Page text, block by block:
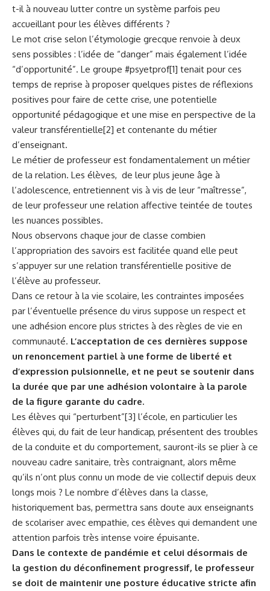
t-il à nouveau lutter contre un système parfois peu
accueillant pour les élèves différents ?
Le mot crise selon l’étymologie grecque renvoie à deux
sens possibles : l’idée de “danger” mais également l’idée
“d’opportunité”. Le groupe #psyetprof[1] tenait pour ces
temps de reprise à proposer quelques pistes de réflexions
positives pour faire de cette crise, une potentielle
opportunité pédagogique et une mise en perspective de la
valeur transférentielle[2] et contenante du métier
d’enseignant.
Le métier de professeur est fondamentalement un métier
de la relation. Les élèves, de leur plus jeune âge à
l’adolescence, entretiennent vis à vis de leur “maîtresse”,
de leur professeur une relation affective teintée de toutes
les nuances possibles.
Nous observons chaque jour de classe combien
l’appropriation des savoirs est facilitée quand elle peut
s’appuyer sur une relation transférentielle positive de
l’élève au professeur.
Dans ce retour à la vie scolaire, les contraintes imposées
par l’éventuelle présence du virus suppose un respect et
une adhésion encore plus strictes à des règles de vie en
communauté. L’acceptation de ces dernières suppose
un renoncement partiel à une forme de liberté et
d’expression pulsionnelle, et ne peut se soutenir dans
la durée que par une adhésion volontaire à la parole
de la figure garante du cadre.
Les élèves qui “perturbent”[3] l’école, en particulier les
élèves qui, du fait de leur handicap, présentent des troubles
de la conduite et du comportement, sauront-ils se plier à ce
nouveau cadre sanitaire, très contraignant, alors même
qu’ils n’ont plus connu un mode de vie collectif depuis deux
longs mois ? Le nombre d’élèves dans la classe,
historiquement bas, permettra sans doute aux enseignants
de scolariser avec empathie, ces élèves qui demandent une
attention parfois très intense voire épuisante.
Dans le contexte de pandémie et celui désormais de
la gestion du déconfinement progressif, le professeur
se doit de maintenir une posture éducative stricte afin